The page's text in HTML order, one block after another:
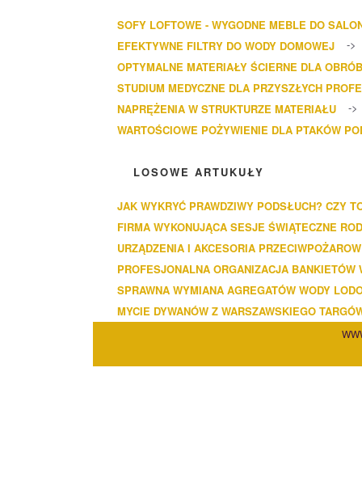
SOFY LOFTOWE - WYGODNE MEBLE DO
EFEKTYWNE FILTRY DO WODY DOMOWEJ
OPTYMALNE MATERIAŁY ŚCIERNE DLA
STUDIUM MEDYCZNE DLA PRZYSZŁYCH
NAPRĘŻENIA W STRUKTURZE MATERIAŁU
WARTOŚCIOWE POŻYWIENIE DLA PTAKÓW
LOSOWE ARTUKUŁY
JAK WYKRYĆ PRAWDZIWY PODSŁUCH? CZY
FIRMA WYKONUJĄCA SESJE ŚWIĄTECZNE
URZĄDZENIA I AKCESORIA
PROFESJONALNA ORGANIZACJA BANKIETÓW
SPRAWNA WYMIANA AGREGATÓW WODY
MYCIE DYWANÓW Z WARSZAWSKIEGO